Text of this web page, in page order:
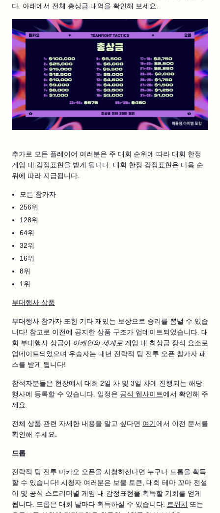
다. 아래에서 전체 총상금 내역을 확인해 보세요.
추가로 모든 플레이어 여러분은 주 대회 순위에 따라 대회 한정
게임 내 감정표현을 받게 됩니다. 대회 한정 감정표현은 다음 순
위에 따라 지급됩니다.
모든 참가자
256위
128위
64위
32위
16위
8위
1위
부대행사 상품
부대행사 참가자 또한 기타 재밌는 보상으로 승리를 뽐낼 수 있습
니다! 참고로 이전에 공지한 상품 구조가 업데이트되었습니다. 대
회 부대행사 상금이 아케인의 세계로 게임 내 최상급 장식 요소로
업데이트되었으며 우승자는 내년 전략적 팀 전투 오픈 참가자 패
스를 받게 됩니다!
참석자분들은 현장에서 대회 2일 차 및 3일 차에 진행되는 해당
행사에 등록할 수 있습니다. 일정은 공식 웹사이트에서 확인해 주
세요.
전체 상품 관련 자세한 내용을 알고 싶다면 여기에서 이전 문서를
확인해 주세요.
드롭
전략적 팀 전투 마카오 오픈을 시청하신다면 누구나 드롭을 획득
할 수 있습니다! 시청자 여러분은 보물 토큰, 대회 테마 꼬마 전설
이 및 공식 스트리머별 게임 내 감정표현을 획득할 기회를 얻게
됩니다. 드롭은 대회 날마다 획득하실 수 있습니다.
트위치 또는